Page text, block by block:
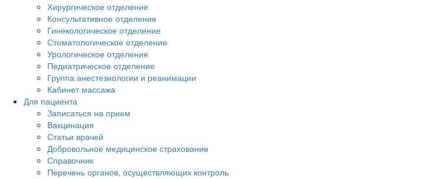
Хирургическое отделение
Консультативное отделение
Гинекологическое отделение
Стоматологическое отделение
Урологическое отделение
Педиатрическое отделение
Группа анестезиологии и реанимации
Кабинет массажа
Для пациента
Записаться на прием
Вакцинация
Статьи врачей
Добровольное медицинское страхование
Справочник
Перечень органов, осуществляющих контроль